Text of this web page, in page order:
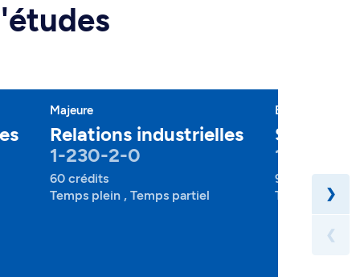
Majeure
Relations industrielles
1-230-2-0
60 crédits
Temps plein , Temps partiel
Baccalauréat
1-255-1-
90 crédits
Temps plein ,
❯
❮